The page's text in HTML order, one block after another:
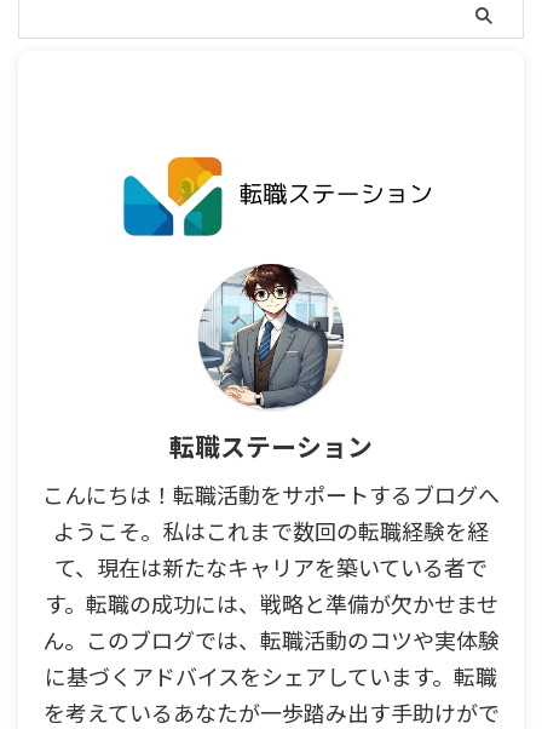
転職ステーション
こんにちは！転職活動をサポートするブログへ
ようこそ。私はこれまで数回の転職経験を経
て、現在は新たなキャリアを築いている者で
す。転職の成功には、戦略と準備が欠かせませ
ん。このブログでは、転職活動のコツや実体験
に基づくアドバイスをシェアしています。転職
を考えているあなたが一歩踏み出す手助けがで